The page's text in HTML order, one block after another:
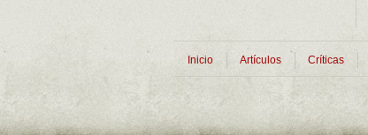
Inicio Artículos Críticas